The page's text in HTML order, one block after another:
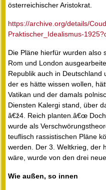
österreichischer Aristokrat.
https://archive.org/details/
Praktischer_Idealismus-
Die Pläne hierfür wurden also
Rom und London
Republik auch in Deutschland
der es hätte wissen wollen,
Vatikan und der damals
Diensten Kalergi stand, über
â€ž4. Reich planten.â€œ
wurde als
teuflisch rassistischen Pläne
werden. Der 3. Weltkrieg, der
wäre, wurde von den drei
Wie außen, so innen